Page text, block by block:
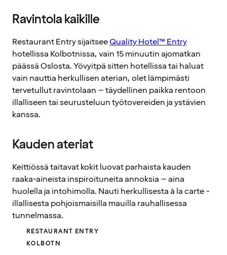
Ravintola kaikille
Restaurant Entry sijaitseeQuality Hotel™ Entry
hotellissa Kolbotnissa, vain 15 minuutin ajomatkan
päässä Oslosta. Yövyitpä sitten hotellissa tai haluat
vain nauttia herkullisen aterian, olet lämpimästi
tervetullut ravintolaan – täydellinen paikka rentoon
illalliseen tai seurusteluun työtovereiden ja ystävien
kanssa.
Kauden ateriat
Keittiössä taitavat kokit luovat parhaista kauden
raaka-aineista inspiroituneita annoksia – aina
huolella ja intohimolla. Nauti herkullisesta à la carte -
illallisesta pohjoismaisilla mauilla rauhallisessa
tunnelmassa.
RESTAURANT ENTRY
KOLBOTN